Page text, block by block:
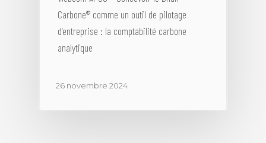
Carbone® comme un outil de pilotage
d’entreprise : la comptabilité carbone
analytique
26 novembre 2024